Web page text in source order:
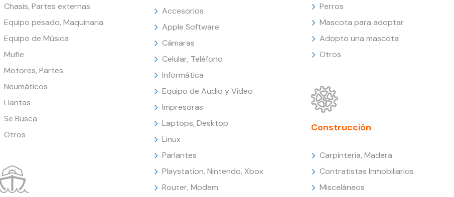
Chasis, Partes externas
Equipo pesado, Maquinaria
Equipo de Música
Mufle
Motores, Partes
Neumáticos
Llantas
Se Busca
Otros
Accesorios
Apple Software
Cámaras
Celular, Teléfono
Informática
Equipo de Audio y Video
Impresoras
Laptops, Desktop
Linux
Parlantes
Playstation, Nintendo, Xbox
Router, Modem
Perros
Mascota para adoptar
Adopto una mascota
Otros
Construcción
Carpintería, Madera
Contratistas Inmobiliarios
Misceláneos